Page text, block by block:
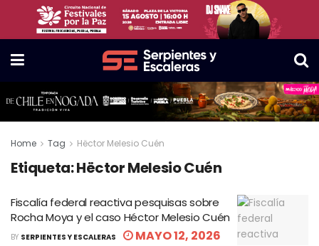
Home Tag Hëctor Melesio Cuén
Etiqueta:Hëctor Melesio Cuén
Fiscalía federal reactiva pesquisas sobre
Rocha Moya y el caso Héctor Melesio Cuén
BY SERPIENTES Y ESCALERAS MAYO 12, 2026